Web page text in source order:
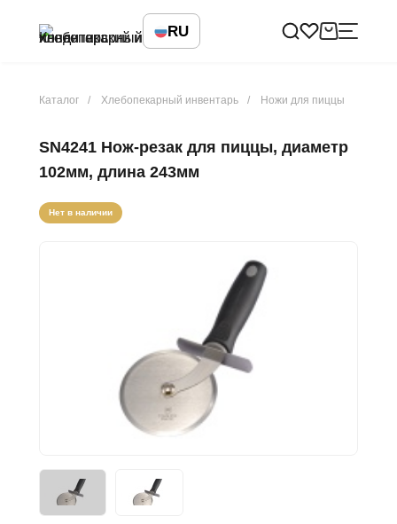
RU
Каталог Хлебопекарный инвентарь Ножи для пиццы
SN4241 Нож-резак для пиццы, диаметр
102мм, длина 243мм
Нет в наличии